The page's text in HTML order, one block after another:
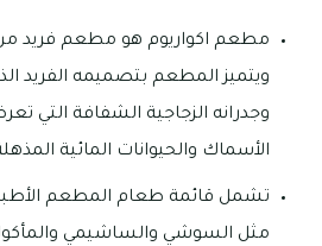
مطعم اكواريوم هو مطعم فريد
ويتميز المطعم بتصميمه
وجدرانه الزجاجية الشفافة التي
الأسماك والحيوانات المائية
تشمل قائمة طعام المطعم الأطباق
مثل السوشي والساشيمي